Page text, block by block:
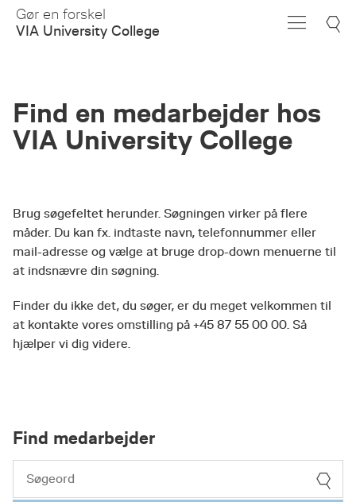
Skip
Main
Gør en forskel
VIA University College
Find en medarbejder hos
VIA University College
Brug søgefeltet herunder. Søgningen virker på flere
måder. Du kan fx. indtaste navn, telefonnummer eller
mail-adresse og vælge at bruge drop-down menuerne til
at indsnævre din søgning.
Finder du ikke det, du søger, er du meget velkommen til
at kontakte vores omstilling på +45 87 55 00 00. Så
hjælper vi dig videre.
Find medarbejder